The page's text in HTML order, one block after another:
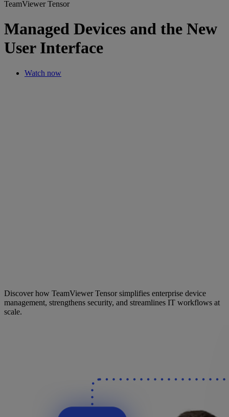
TeamViewer Tensor
Managed Devices and the New
User Interface
Watch now
Discover how TeamViewer Tensor simplifies enterprise device
management, strengthens security, and streamlines IT workflows at
scale.